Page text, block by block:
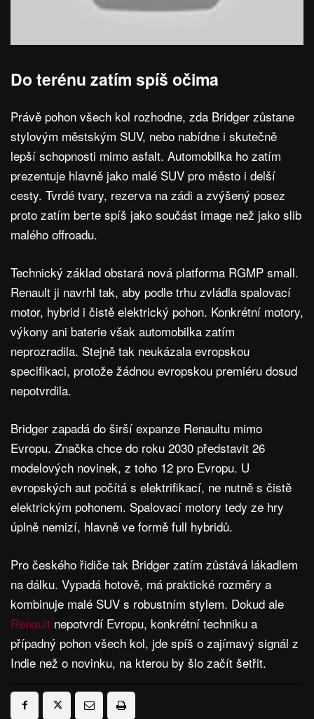
Do terénu zatím spíš očima
Právě pohon všech kol rozhodne, zda Bridger zůstane
stylovým městským SUV, nebo nabídne i skutečně
lepší schopnosti mimo asfalt. Automobilka ho zatím
prezentuje hlavně jako malé SUV pro město i delší
cesty. Tvrdé tvary, rezerva na zádi a zvýšený posez
proto zatím berte spíš jako součást image než jako slib
malého offroadu.
Technický základ obstará nová platforma RGMP small.
Renault ji navrhl tak, aby podle trhu zvládla spalovací
motor, hybrid i čistě elektrický pohon. Konkrétní motory,
výkony ani baterie však automobilka zatím
neprozradila. Stejně tak neukázala evropskou
specifikaci, protože žádnou evropskou premiéru dosud
nepotvrdila.
Bridger zapadá do širší expanze Renaultu mimo
Evropu. Značka chce do roku 2030 představit 26
modelových novinek, z toho 12 pro Evropu. U
evropských aut počítá s elektrifikací, ne nutně s čistě
elektrickým pohonem. Spalovací motory tedy ze hry
úplně nemizí, hlavně ve formě full hybridů.
Pro českého řidiče tak Bridger zatím zůstává lákadlem
na dálku. Vypadá hotově, má praktické rozměry a
kombinuje malé SUV s robustním stylem. Dokud ale
Renault nepotvrdí Evropu, konkrétní techniku a
případný pohon všech kol, jde spíš o zajímavý signál z
Indie než o novinku, na kterou by šlo začít šetřit.